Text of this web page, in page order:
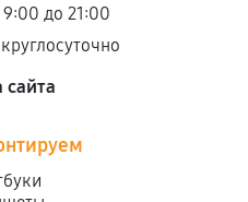
до 21:00
сайта